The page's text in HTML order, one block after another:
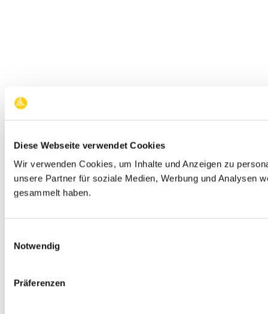
Diese Webseite verwendet Cookies
Wir verwenden Cookies, um Inhalte und Anzeigen zu
unsere Partner für soziale Medien, Werbung und Analysen
gesammelt haben.
Notwendig
Präferenzen